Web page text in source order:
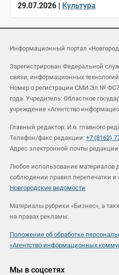
29.07.2026 | Культура
Информационный портал
Зарегистрирован Федеральной
связи, информационных
Номер о регистрации СМИ Эл №
года. Учредитель: Областное
учреждение «Агентство
Главный редактор: И.о. главного
Телефон/факс редакции: +7 (8162)
Адрес электронной почты
Любое использование материалов
соблюдении правил перепечатки
Новгородские ведомости
Материалы рубрики «Бизнес», а
на правах рекламы.
Положение об обработке
«Агентство информационных
Мы в соцсетях